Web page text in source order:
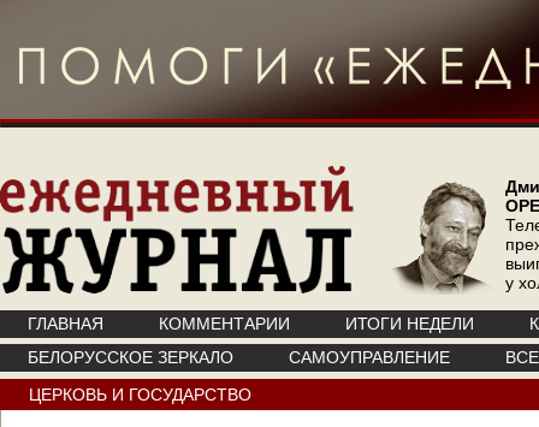
у
ГЛАВНАЯ КОММЕНТАРИИ ИТОГИ НЕДЕЛИ
БЕЛОРУССКОЕ ЗЕРКАЛО
САМОУПРАВЛЕНИЕ
ЦЕРКОВЬ И ГОСУДАРСТВО